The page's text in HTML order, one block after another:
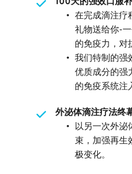
在完成滴注疗
礼物送给你-
的免疫力，对
我们特制的强
优质成分的强
的免疫系统注
外泌体滴注疗法终
以另一次外泌
束，加强再生
极变化。